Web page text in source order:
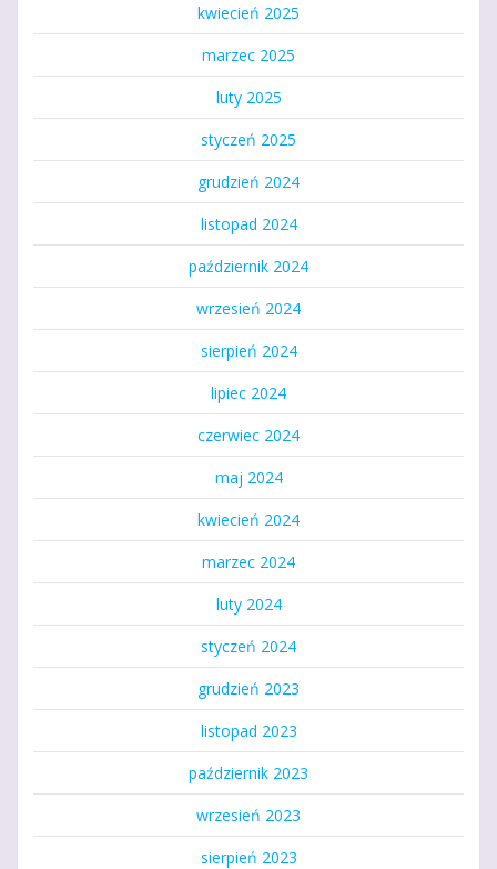
kwiecień 2025
marzec 2025
luty 2025
styczeń 2025
grudzień 2024
listopad 2024
październik 2024
wrzesień 2024
sierpień 2024
lipiec 2024
czerwiec 2024
maj 2024
kwiecień 2024
marzec 2024
luty 2024
styczeń 2024
grudzień 2023
listopad 2023
październik 2023
wrzesień 2023
sierpień 2023